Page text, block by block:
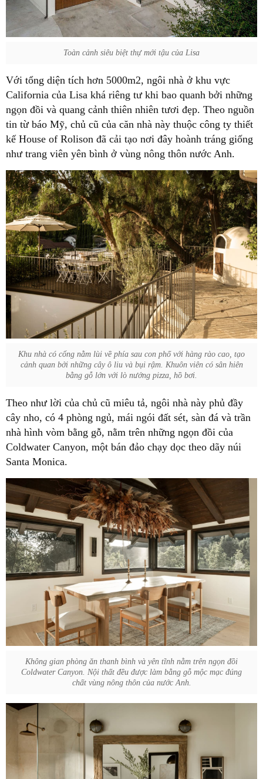
Toàn cảnh siêu biệt thự mới tậu của Lisa
Với tổng diện tích hơn 5000m2, ngôi nhà ở khu vực
California của Lisa khá riêng tư khi bao quanh bởi những
ngọn đồi và quang cảnh thiên nhiên tươi đẹp. Theo nguồn
tin từ báo Mỹ, chủ cũ của căn nhà này thuộc công ty thiết
kế House of Rolison đã cải tạo nơi đây hoành tráng giống
như trang viên yên bình ở vùng nông thôn nước Anh.
Khu nhà có cổng nằm lùi về phía sau con phố với hàng rào cao, tạo
cảnh quan bởi những cây ô liu và bụi rậm. Khuôn viên có sân hiên
bằng gỗ lớn với lò nướng pizza, hồ bơi.
Theo như lời của chủ cũ miêu tả, ngôi nhà này phủ đầy
cây nho, có 4 phòng ngủ, mái ngói đất sét, sàn đá và trần
nhà hình vòm bằng gỗ, nằm trên những ngọn đồi của
Coldwater Canyon, một bán đảo chạy dọc theo dãy núi
Santa Monica.
Không gian phòng ăn thanh bình và yên tĩnh nằm trên ngọn đồi
Coldwater Canyon. Nội thất đều được làm bằng gỗ mộc mạc đúng
chất vùng nông thôn của nước Anh.